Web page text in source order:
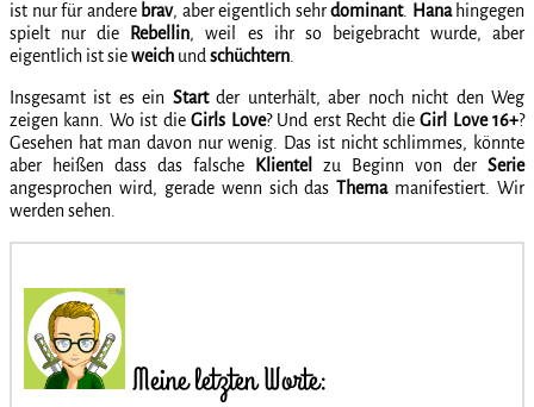
ist nur für andere brav, aber eigentlich sehrdominant. Hanahingegen
spielt nur die
Rebellin, weil es ihr so beigebracht wurde, aber
eigentlich ist sieweich undschüchtern.
Insgesamt ist es ein Startder unterhält, aber noch nicht den Weg
zeigen kann. Wo ist dieGirls Love? Und erst Recht dieGirl Love 16+?
Gesehen hat man davon nur wenig. Das ist nicht schlimmes, könnte
aber heißen dass das falsche
Klientel zu Beginn von der Serie
angesprochen wird, gerade wenn sich dasThemamanifestiert. Wir
werden sehen.
Meine letzten Worte: